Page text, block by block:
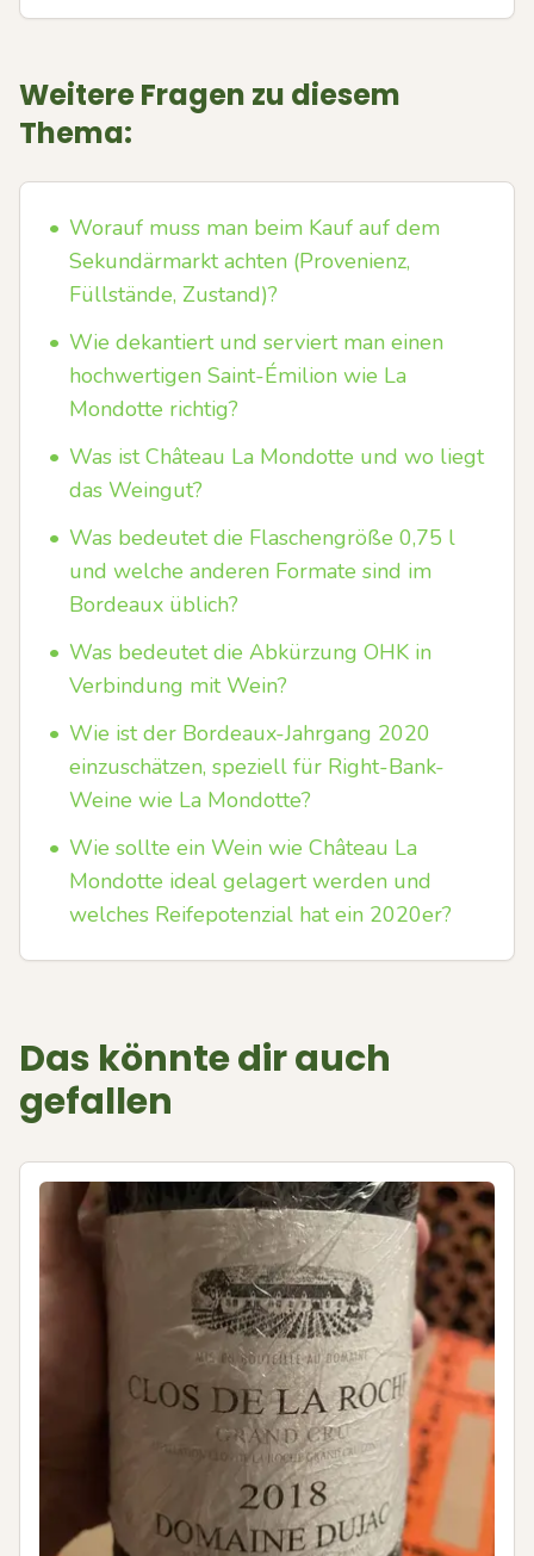
Weitere Fragen zu diesem
Thema:
• Worauf muss man beim Kauf auf dem
Sekundärmarkt achten (Provenienz,
Füllstände, Zustand)?
• Wie dekantiert und serviert man einen
hochwertigen Saint-Émilion wie La
Mondotte richtig?
• Was ist Château La Mondotte und wo liegt
das Weingut?
• Was bedeutet die Flaschengröße 0,75 l
und welche anderen Formate sind im
Bordeaux üblich?
• Was bedeutet die Abkürzung OHK in
Verbindung mit Wein?
• Wie ist der Bordeaux-Jahrgang 2020
einzuschätzen, speziell für Right-Bank-
Weine wie La Mondotte?
• Wie sollte ein Wein wie Château La
Mondotte ideal gelagert werden und
welches Reifepotenzial hat ein 2020er?
Das könnte dir auch
gefallen